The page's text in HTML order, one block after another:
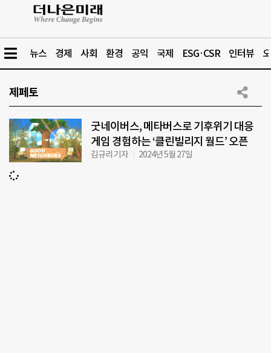
뉴스 경제 사회 환경 공익 국제 ESG·CSR 인터뷰
제페토
굿네이버스, 메타버스로 기후위기 대응
게임 경험하는 ‘클린빌리지 월드’ 오픈
김규리 기자 2024년 5월 27일